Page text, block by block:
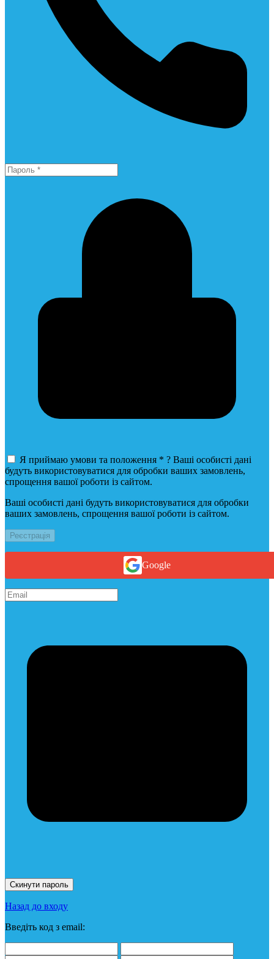
Я приймаю умови та положення * ? Ваші особисті дані
будуть використовуватися для обробки ваших замовлень,
спрощення вашої роботи із сайтом.
Ваші особисті дані будуть використовуватися для обробки
ваших замовлень, спрощення вашої роботи із сайтом.
Реєстрація
Google
Скинути пароль
Назад до входу
Введіть код з email: